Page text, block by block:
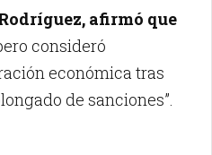
afirmó que
consideró
económica tras
de sanciones”.